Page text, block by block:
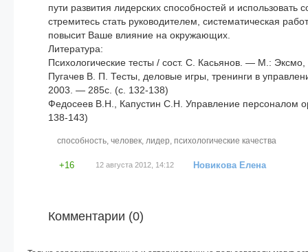
пути развития лидерских способностей и
стремитесь стать руководителем, систематическая
повысит Ваше влияние на окружающих.
Литература:
Психологические тесты / сост. С. Касьянов. — М.:
Пугачев В. П. Тесты, деловые игры, тренинги в
2003. — 285с. (с. 132-138)
Федосеев В.Н., Капустин С.Н. Управление персоналом
138-143)
способность, человек, лидер, психологические качества
+16 12 августа 2012, 14:12 Новикова Елена
Комментарии (0)